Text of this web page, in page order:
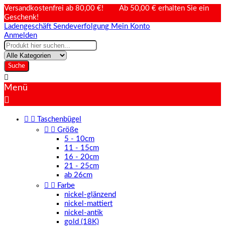
Versandkostenfrei ab 80,00 €! Ab 50,00 € erhalten Sie ein
Geschenk!
Ladengeschäft Sendeverfolgung Mein Konto
Anmelden
Suche

Menü

 
Taschenbügel
  Größe
5 - 10cm
11 - 15cm
16 - 20cm
21 - 25cm
ab 26cm
  Farbe
nickel-glänzend
nickel-mattiert
nickel-antik
gold (18K)